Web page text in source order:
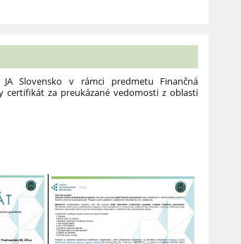
Slovensko v rámci predmetu Finančná
certifikát za preukázané vedomosti z oblasti